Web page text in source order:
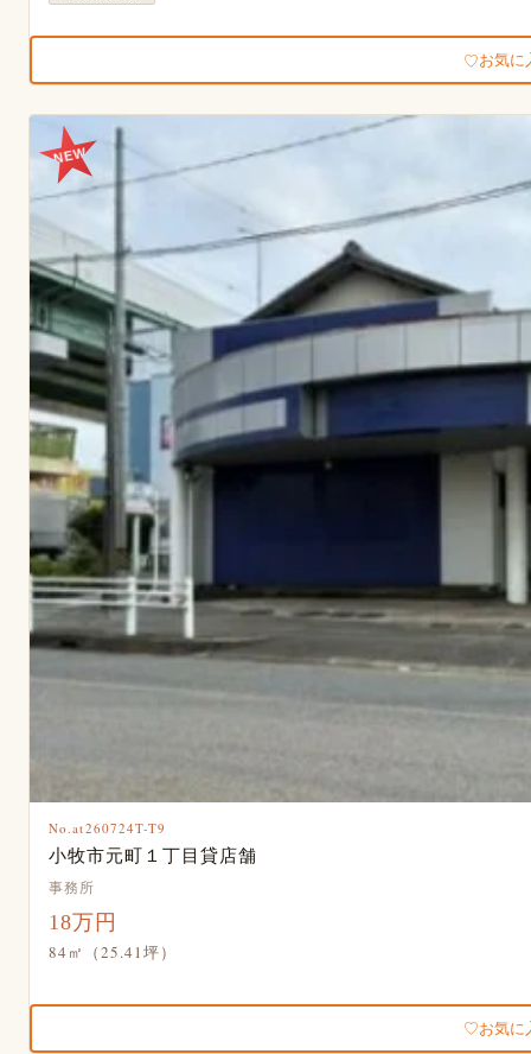
お気に
NEW
No.at260724T-T9
小牧市元町１丁目貸店舗
事務所
18万円
84㎡（25.41坪）
お気に